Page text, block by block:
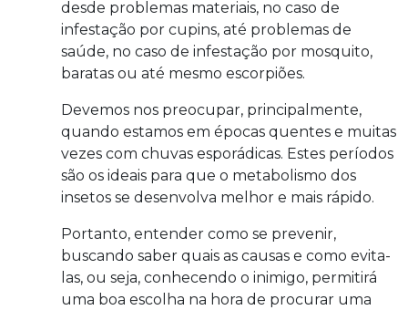
desde problemas materiais, no caso de
infestação por cupins, até problemas de
saúde, no caso de infestação por mosquito,
baratas ou até mesmo escorpiões.
Devemos nos preocupar, principalmente,
quando estamos em épocas quentes e muitas
vezes com chuvas esporádicas. Estes períodos
são os ideais para que o metabolismo dos
insetos se desenvolva melhor e mais rápido.
Portanto, entender como se prevenir,
buscando saber quais as causas e como evita-
las, ou seja, conhecendo o inimigo, permitirá
uma boa escolha na hora de procurar uma